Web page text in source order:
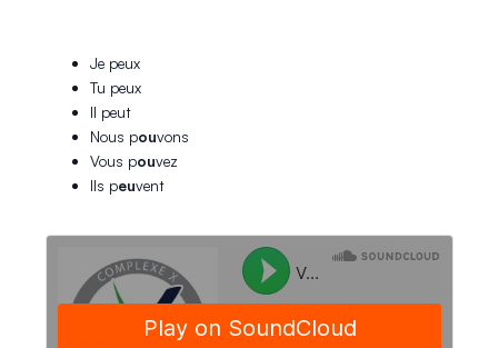
Je peux
Tu peux
Il peut
Nous pouvons
Vous pouvez
Ils peuvent